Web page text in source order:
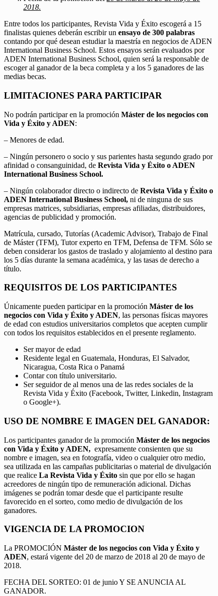
2018.
Entre todos los participantes, Revista Vida y Éxito escogerá a 15
finalistas quienes deberán escribir un ensayo de 300 palabras
contando por qué desean estudiar la maestría en negocios de ADEN
International Business School. Estos ensayos serán evaluados por
ADEN International Business School, quien será la responsable de
escoger al ganador de la beca completa y a los 5 ganadores de las
medias becas.
LIMITACIONES PARA PARTICIPAR
No podrán participar en la promoción Máster de los negocios con
Vida y Éxito y ADEN:
– Menores de edad.
– Ningún personero o socio y sus parientes hasta segundo grado por
afinidad o consanguinidad, de Revista Vida y Éxito o ADEN
International Business School.
– Ningún colaborador directo o indirecto de Revista Vida y Éxito o
ADEN International Business School, ni de ninguna de sus
empresas matrices, subsidiarias, empresas afiliadas, distribuidores,
agencias de publicidad y promoción.
Matrícula, cursado, Tutorías (Academic Advisor), Trabajo de Final
de Máster (TFM), Tutor experto en TFM, Defensa de TFM. Sólo se
deben considerar los gastos de traslado y alojamiento al destino para
los 5 días durante la semana académica, y las tasas de derecho a
título.
REQUISITOS DE LOS PARTICIPANTES
Únicamente pueden participar en la promoción Máster de los
negocios con Vida y Éxito y ADEN, las personas físicas mayores
de edad con estudios universitarios completos que acepten cumplir
con todos los requisitos establecidos en el presente reglamento.
Ser mayor de edad
Residente legal en Guatemala, Honduras, El Salvador,
Nicaragua, Costa Rica o Panamá
Contar con título universitario.
Ser seguidor de al menos una de las redes sociales de la
Revista Vida y Éxito (Facebook, Twitter, Linkedin, Instagram
o Google+).
USO DE NOMBRE E IMAGEN DEL GANADOR:
Los participantes ganador de la promoción Máster de los negocios
con Vida y Éxito y ADEN, expresamente consienten que su
nombre e imagen, sea en fotografía, video o cualquier otro medio,
sea utilizada en las campañas publicitarias o material de divulgación
que realice La Revista Vida y Éxito sin que por ello se hagan
acreedores de ningún tipo de remuneración adicional. Dichas
imágenes se podrán tomar desde que el participante resulte
favorecido en el sorteo, como medio de divulgación de los
ganadores.
VIGENCIA DE LA PROMOCION
La PROMOCIÓN Máster de los negocios con Vida y Éxito y
ADEN, estará vigente del 20 de marzo de 2018 al 20 de mayo de
2018.
FECHA DEL SORTEO: 01 de junio Y SE ANUNCIA AL
GANADOR.